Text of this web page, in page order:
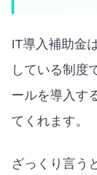
IT導入補助金
している制度
ールを導入す
てくれます。
ざっくり言う